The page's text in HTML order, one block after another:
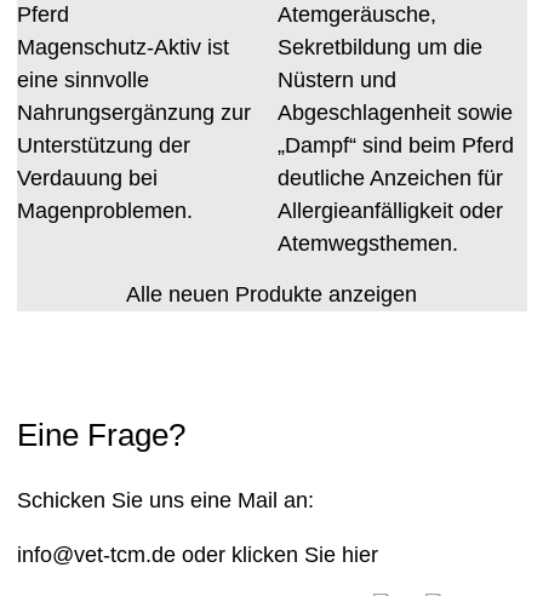
Pferd
Magenschutz-Aktiv ist
eine sinnvolle
Nahrungsergänzung zur
Unterstützung der
Verdauung bei
Magenproblemen.
Atemgeräusche,
Sekretbildung um die
Nüstern und
Abgeschlagenheit sowie
„Dampf“ sind beim Pferd
deutliche Anzeichen für
Allergieanfälligkeit oder
Atemwegsthemen.
Alle neuen Produkte anzeigen
Eine Frage?
Schicken Sie uns eine Mail an:
info@vet-tcm.deoder klicken Sie hier